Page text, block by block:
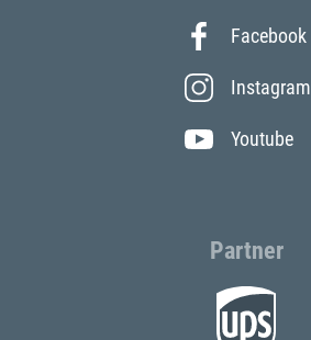
Facebook
Instagram
Youtube
Partner